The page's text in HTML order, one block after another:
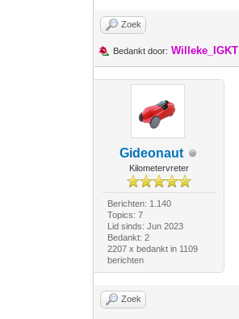
Zoek
Bedankt door: Willeke_IGKT
Gideonaut
Kilometervreter
Berichten: 1.140
Topics: 7
Lid sinds: Jun 2023
Bedankt: 2
2207 x bedankt in 1109
berichten
Zoek